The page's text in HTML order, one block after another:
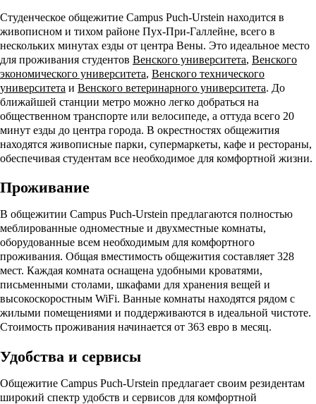
Студенческое общежитие Campus Puch-Urstein находится в
живописном и тихом районе Пух-При-Галлейне, всего в
нескольких минутах езды от центра Вены. Это идеальное место
для проживания студентов Венского университета, Венского
экономического университета, Венского технического
университета и Венского ветеринарного университета. До
ближайшей станции метро можно легко добраться на
общественном транспорте или велосипеде, а оттуда всего 20
минут езды до центра города. В окрестностях общежития
находятся живописные парки, супермаркеты, кафе и рестораны,
обеспечивая студентам все необходимое для комфортной жизни.
Проживание
В общежитии Campus Puch-Urstein предлагаются полностью
меблированные одноместные и двухместные комнаты,
оборудованные всем необходимым для комфортного
проживания. Общая вместимость общежития составляет 328
мест. Каждая комната оснащена удобными кроватями,
письменными столами, шкафами для хранения вещей и
высокоскоростным WiFi. Ванные комнаты находятся рядом с
жилыми помещениями и поддерживаются в идеальной чистоте.
Стоимость проживания начинается от 363 евро в месяц.
Удобства и сервисы
Общежитие Campus Puch-Urstein предлагает своим резидентам
широкий спектр удобств и сервисов для комфортной